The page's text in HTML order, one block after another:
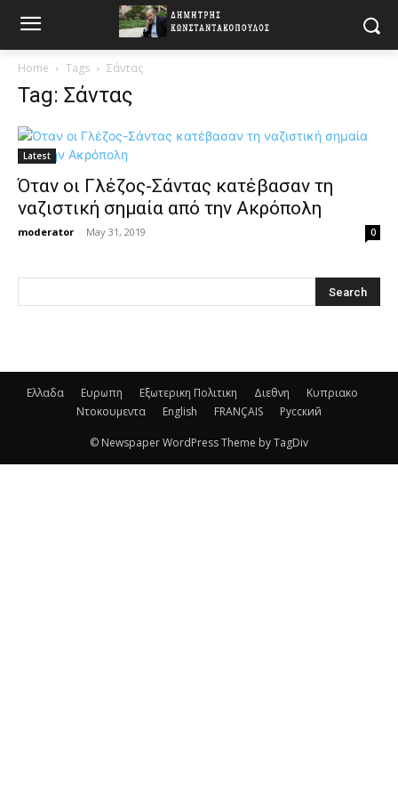
Home Tags Σάντας
Tag: Σάντας
Latest
Όταν οι Γλέζος-Σάντας κατέβασαν τη
ναζιστική σημαία από την Ακρόπολη
moderator - May 31, 2019 0
Ελλαδα Ευρωπη Εξωτερικη Πολιτικη Διεθνη
Κυπριακο
Ντοκουμεντα
English FRANÇAIS Русский
© Newspaper WordPress Theme by TagDiv